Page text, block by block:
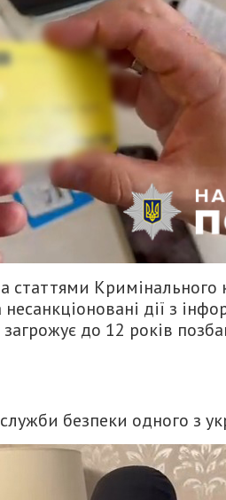
Кримінального
дії з
до 12 років
безпеки одного з